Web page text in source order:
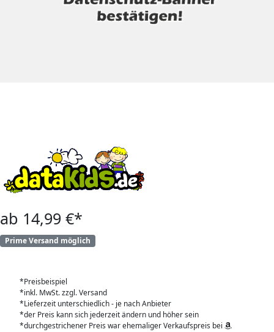
ab 14,99 €*
Prime Versand möglich
*Preisbeispiel
*inkl. MwSt. zzgl. Versand
*Lieferzeit unterschiedlich - je nach Anbieter
*der Preis kann sich jederzeit ändern und höher sein
*durchgestrichener Preis war ehemaliger Verkaufspreis bei